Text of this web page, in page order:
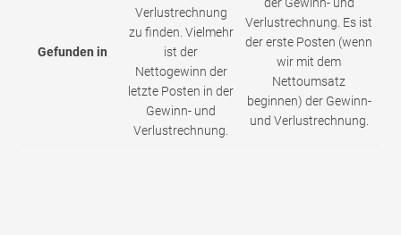
Gefunden in
Verlustrechnung
zu finden. Vielmehr
ist der
Nettogewinn der
letzte Posten in der
Gewinn- und
Verlustrechnung.
Verlustrechnung. Es ist
der erste Posten (wenn
wir mit dem
Nettoumsatz
beginnen) der Gewinn-
und Verlustrechnung.